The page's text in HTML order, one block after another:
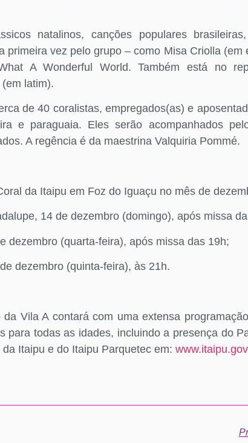
natalinos, canções populares
primeira vez pelo grupo – como Misa Criolla (em
A Wonderful World. Também está no
latim).
de 40 coralistas, empregados(as) e
e paraguaia. Eles serão acompanhados
A regência é da maestrina Valquiria Pommé.
da Itaipu em Foz do Iguaçu no mês de
14 de dezembro (domingo), após missa
dezembro (quarta-feira), após missa das 19h;
dezembro (quinta-feira), às 21h.
Vila A contará com uma extensa
para todas as idades, incluindo a presença do
Itaipu e do Itaipu Parquetec em: